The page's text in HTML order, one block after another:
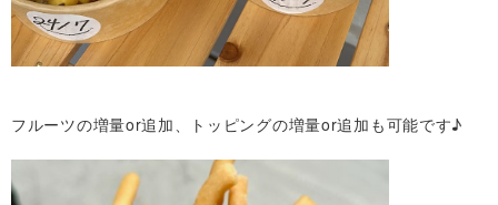
フルーツの増量or追加、トッピングの増量or追加も可能です♪